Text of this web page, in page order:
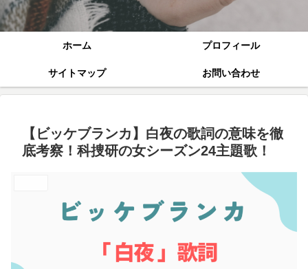
ホーム プロフィール
サイトマップ お問い合わせ
【ビッケブランカ】白夜の歌詞の意味を徹
底考察！科捜研の女シーズン24主題歌！